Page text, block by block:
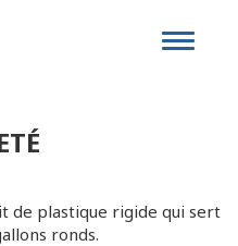
Toggle
de plastique rigide qui sert
ronds.